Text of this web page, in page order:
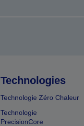
Technologies
Technologie Zéro Chaleur
Technologie
PrecisionCore